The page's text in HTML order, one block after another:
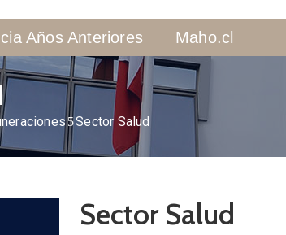
Años Anteriores Maho.cl
Sector Salud
Sector Salud